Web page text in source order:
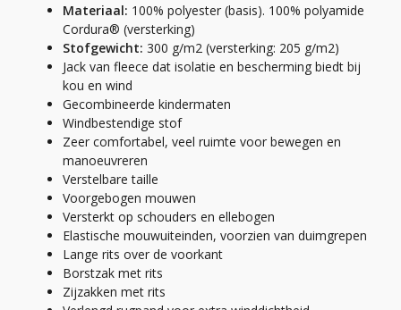
Materiaal: 100% polyester (basis). 100% polyamide
Cordura® (versterking)
Stofgewicht: 300 g/m2 (versterking: 205 g/m2)
Jack van fleece dat isolatie en bescherming biedt bij
kou en wind
Gecombineerde kindermaten
Windbestendige stof
Zeer comfortabel, veel ruimte voor bewegen en
manoeuvreren
Verstelbare taille
Voorgebogen mouwen
Versterkt op schouders en ellebogen
Elastische mouwuiteinden, voorzien van duimgrepen
Lange rits over de voorkant
Borstzak met rits
Zijzakken met rits